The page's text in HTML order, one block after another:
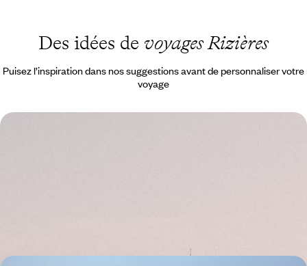
Des idées de voyages Rizières
Puisez l’inspiration dans nos suggestions avant de personnaliser votre
voyage